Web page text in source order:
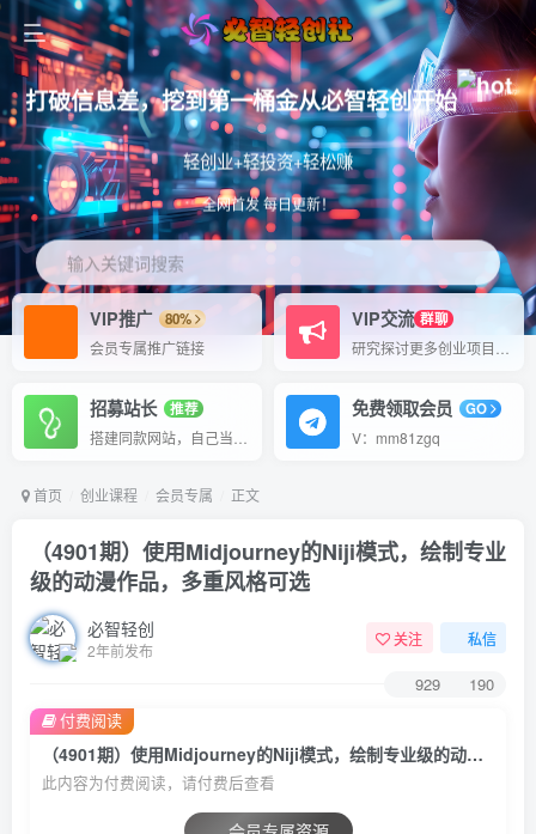
打破信息差，挖到第一桶金从必智轻创开始
轻创业+轻投资+轻松赚
全网首发 每日更新！
输入关键词搜索
VIP推广
80%
会员专属推广链接
VIP交流 群聊
招募站长
推荐
免费领取会员
GO
V：mm81zgq
首页 创业课程 会员专属 正文
（4901期）使用Midjourney的Niji模式，绘制专业
级的动漫作品，多重风格可选
必智轻创
2年前发布
关注 私信
929 190
（4901期）使用Midjourney的Niji模式，绘制专业级的动漫作品，多重风格可选
此内容为付费阅读，请付费后查看
付费阅读